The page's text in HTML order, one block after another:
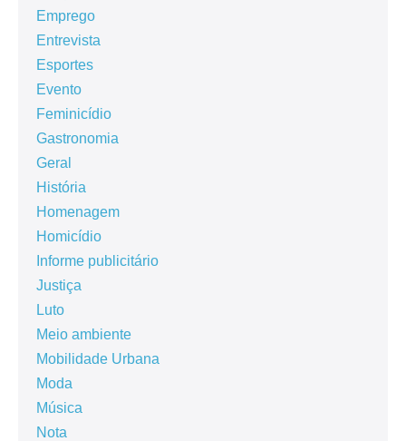
Emprego
Entrevista
Esportes
Evento
Feminicídio
Gastronomia
Geral
História
Homenagem
Homicídio
Informe publicitário
Justiça
Luto
Meio ambiente
Mobilidade Urbana
Moda
Música
Nota